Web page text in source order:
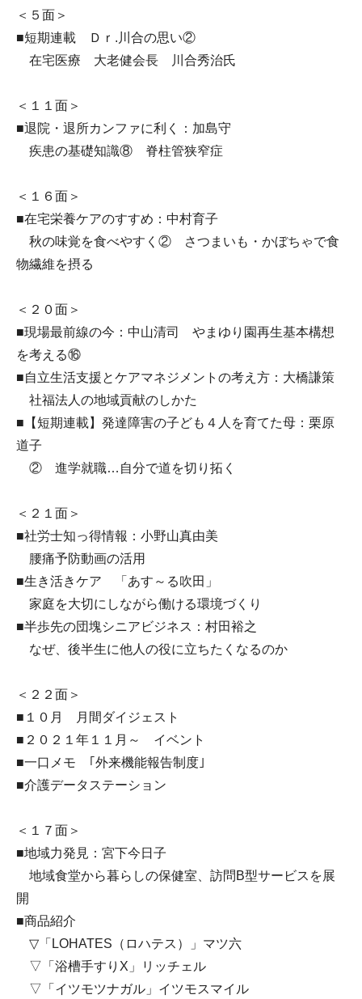
＜５面＞
■短期連載 Ｄｒ.川合の思い②
在宅医療 大老健会長 川合秀治氏
＜１１面＞
■退院・退所カンファに利く：加島守
疾患の基礎知識⑧ 脊柱管狭窄症
＜１６面＞
■在宅栄養ケアのすすめ：中村育子
秋の味覚を食べやすく② さつまいも・かぼちゃで食
物繊維を摂る
＜２０面＞
■現場最前線の今：中山清司 やまゆり園再生基本構想
を考える⑯
■自立生活支援とケアマネジメントの考え方：大橋謙策
社福法人の地域貢献のしかた
■【短期連載】発達障害の子ども４人を育てた母：栗原
道子
② 進学就職…自分で道を切り拓く
＜２１面＞
■社労士知っ得情報：小野山真由美
腰痛予防動画の活用
■生き活きケア 「あす～る吹田」
家庭を大切にしながら働ける環境づくり
■半歩先の団塊シニアビジネス：村田裕之
なぜ、後半生に他人の役に立ちたくなるのか
＜２２面＞
■１０月 月間ダイジェスト
■２０２１年１１月～ イベント
■一口メモ ｢外来機能報告制度｣
■介護データステーション
＜１７面＞
■地域力発見：宮下今日子
地域食堂から暮らしの保健室、訪問B型サービスを展
開
■商品紹介
▽「LOHATES（ロハテス）」マツ六
▽「浴槽手すりX」リッチェル
▽「イツモツナガル」イツモスマイル